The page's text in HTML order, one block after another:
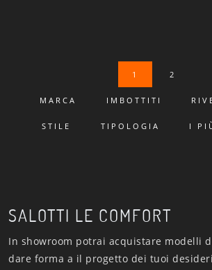
1 2
MARCA IMBOTTITI
STILE TIPOLOGIA I
SALOTTI LE COMFORT
In showroom potrai acquistare modelli
dare forma a il progetto dei tuoi